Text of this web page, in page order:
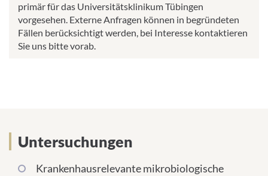
primär für das Universitätsklinikum Tübingen
vorgesehen. Externe Anfragen können in begründeten
Fällen berücksichtigt werden, bei Interesse kontaktieren
Sie uns bitte vorab.
Serviceangebot
Untersuchungen
Krankenhausrelevante mikrobiologische